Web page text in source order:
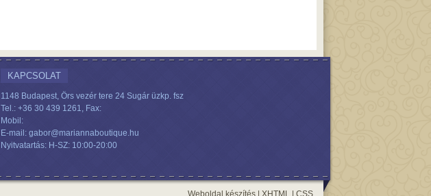
KAPCSOLAT
1148 Budapest, Örs vezér tere 24 Sugár üzkp. fsz
Tel.: +36 30 439 1261, Fax:
Mobil:
E-mail: gabor@mariannaboutique.hu
Nyitvatartás: H-SZ: 10:00-20:00
Weboldal készítés XHTML CSS